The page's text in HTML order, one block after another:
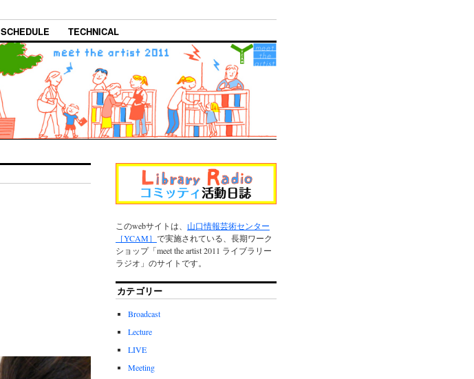
SCHEDULE TECHNICAL
このwebサイトは、 山口情報芸術センター
［YCAM］ で実施されている、長期ワーク
ショップ「meet the artist 2011 ライブラリー
ラジオ」のサイトです。
カテゴリー
Broadcast
Lecture
LIVE
Meeting